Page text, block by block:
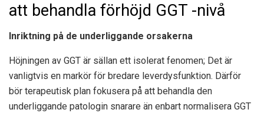
att behandla förhöjd GGT -nivå
Inriktning på de underliggande orsakerna
Höjningen av GGT är sällan ett isolerat fenomen; Det är
vanligtvis en markör för bredare leverdysfunktion. Därför
bör terapeutisk plan fokusera på att behandla den
underliggande patologin snarare än enbart normalisera GGT